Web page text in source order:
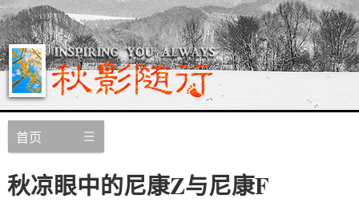
首页
秋凉眼中的尼康Z与尼康F